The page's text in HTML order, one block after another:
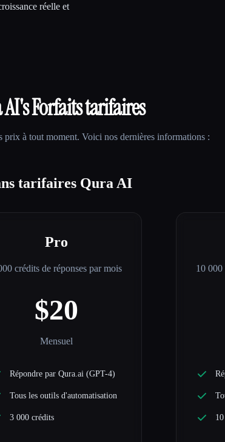
réelle et
's Forfaits tarifaires
prix à tout moment. Voici nos dernières informations :
tarifaires Qura AI
Pro
crédits de réponses par mois
$20
Mensuel
Répondre par Qura.ai (GPT-4)
Tous les outils d'automatisation
3 000 crédits
10 000